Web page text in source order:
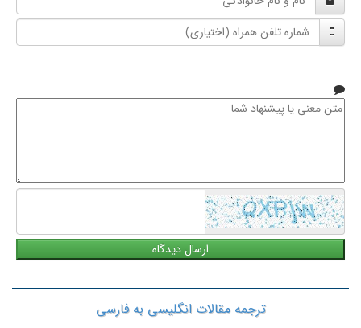
و
نام
خانوادگی
شماره
تلفن
متن
ترجمه مقالات انگلیسی به فارسی